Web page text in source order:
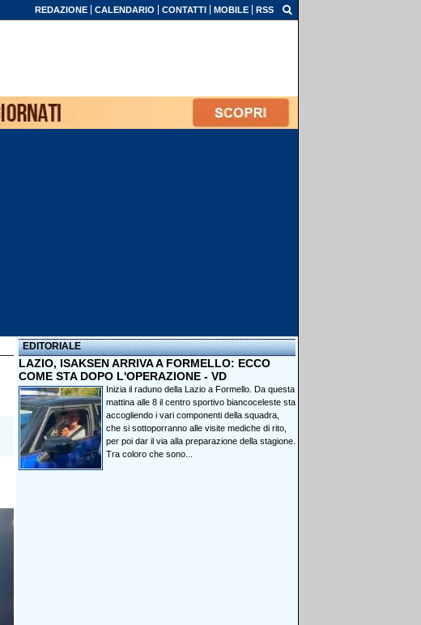
REDAZIONE CALENDARIO CONTATTI MOBILE RSS
EDITORIALE
LAZIO, ISAKSEN ARRIVA A FORMELLO: ECCO
COME STA DOPO L'OPERAZIONE - VD
Inizia il raduno della Lazio a Formello. Da questa
mattina alle 8 il centro sportivo biancoceleste sta
accogliendo i vari componenti della squadra,
che si sottoporranno alle visite mediche di rito,
per poi dar il via alla preparazione della stagione.
Tra coloro che sono...